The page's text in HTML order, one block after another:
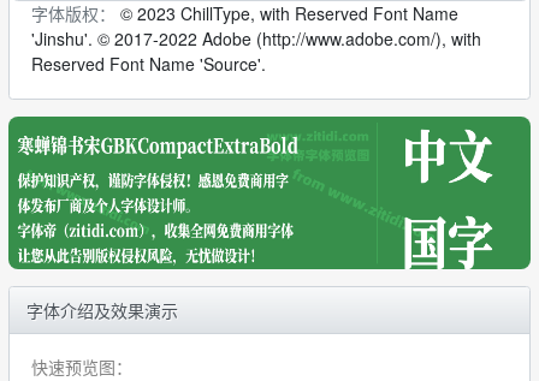
字体版权： © 2023 ChillType, with Reserved Font Name
'Jinshu'. © 2017-2022 Adobe (http://www.adobe.com/), with
Reserved Font Name 'Source'.
字体介绍及效果演示
快速预览图：